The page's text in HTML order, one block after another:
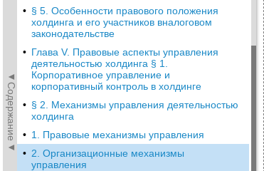
◄Содержание◄
• § 5. Особенности правового положения
холдинга и его участников вналоговом
законодательстве
• Глава V. Правовые аспекты управления
деятельностью холдинга § 1.
Корпоративное управление и
корпоративный контроль в холдинге
• § 2. Механизмы управления деятельностью
холдинга
• 1. Правовые механизмы управления
• 2. Организационные механизмы
управления